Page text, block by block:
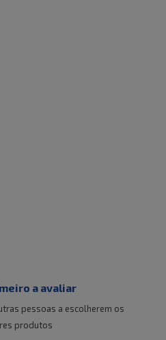
a avaliar
pessoas a escolherem os
produtos